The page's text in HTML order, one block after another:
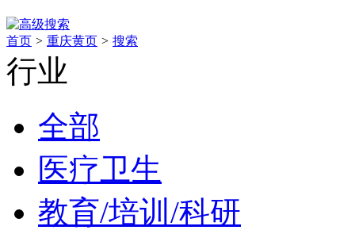
首页 > 重庆黄页 > 搜索
行业
全部
医疗卫生
教育/培训/科研